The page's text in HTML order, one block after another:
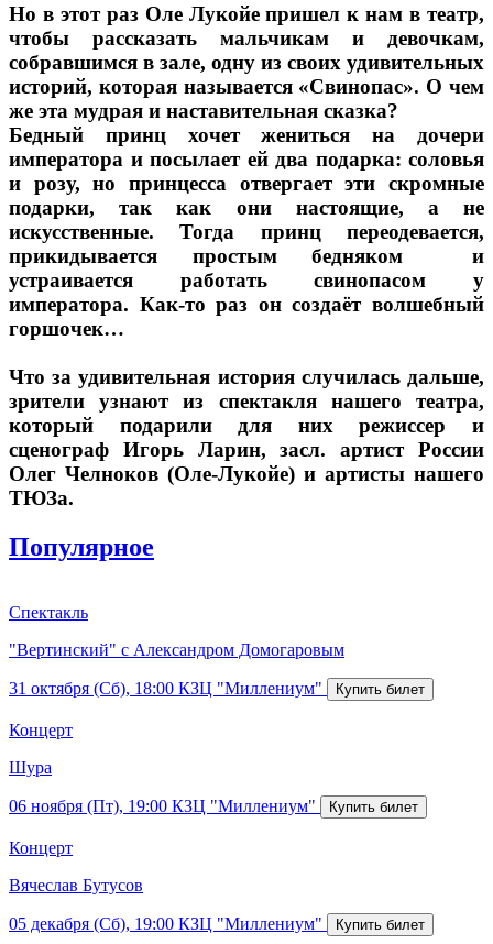
Но в этот раз Оле Лукойе пришел к нам в театр,
чтобы рассказать мальчикам и девочкам,
собравшимся в зале, одну из своих удивительных
историй, которая называется «Свинопас». О чем
же эта мудрая и наставительная сказка?
Бедный принц хочет жениться на дочери
императора и посылает ей два подарка: соловья
и розу, но принцесса отвергает эти скромные
подарки, так как они настоящие, а не
искусственные. Тогда принц переодевается,
прикидывается простым бедняком и
устраивается работать свинопасом у
императора. Как-то раз он создаёт волшебный
горшочек…
Что за удивительная история случилась дальше,
зрители узнают из спектакля нашего театра,
который подарили для них режиссер и
сценограф Игорь Ларин, засл. артист России
Олег Челноков (Оле-Лукойе) и артисты нашего
ТЮЗа.
Популярное
Спектакль
"Вертинский" с Александром Домогаровым
31 октября (Сб), 18:00 КЗЦ "Миллениум"
Концерт
Шура
06 ноября (Пт), 19:00 КЗЦ "Миллениум"
Концерт
Вячеслав Бутусов
05 декабря (Сб), 19:00 КЗЦ "Миллениум"